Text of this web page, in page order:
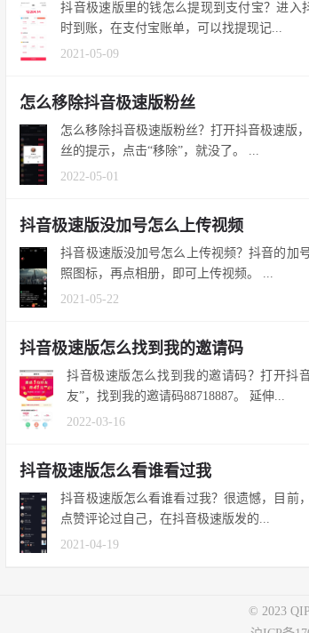
抖音极速版里的钱怎么提现到支付宝？进
时到账，在支付宝账单，可以找提现记...
2021-05-09
怎么移除抖音极速版粉丝
怎么移除抖音极速版粉丝？打开抖音极速版
丝的提示，点击“移除”，就没了。 ...
2022-05-01
抖音极速版没加号怎么上传视频
抖音极速版没加号怎么上传视频？抖音的加
照图标，再点相册，即可上传视频。 ...
2021-05-22
抖音极速版怎么找到我的邀请码
抖音极速版怎么找到我的邀请码？打开抖
友”，找到我的邀请码88718887。 延伸...
2022-03-16
抖音极速版怎么看谁看过我
抖音极速版怎么看谁看过我？很遗憾，目前
点赞评论过自己，在抖音极速版发的...
2021-04-19
© 2023